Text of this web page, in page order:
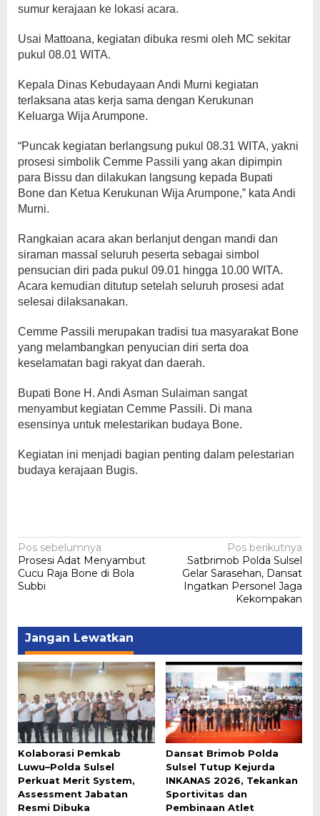
sumur kerajaan ke lokasi acara.
Usai Mattoana, kegiatan dibuka resmi oleh MC sekitar
pukul 08.01 WITA.
Kepala Dinas Kebudayaan Andi Murni kegiatan
terlaksana atas kerja sama dengan Kerukunan
Keluarga Wija Arumpone.
“Puncak kegiatan berlangsung pukul 08.31 WITA, yakni
prosesi simbolik Cemme Passili yang akan dipimpin
para Bissu dan dilakukan langsung kepada Bupati
Bone dan Ketua Kerukunan Wija Arumpone,” kata Andi
Murni.
Rangkaian acara akan berlanjut dengan mandi dan
siraman massal seluruh peserta sebagai simbol
pensucian diri pada pukul 09.01 hingga 10.00 WITA.
Acara kemudian ditutup setelah seluruh prosesi adat
selesai dilaksanakan.
Cemme Passili merupakan tradisi tua masyarakat Bone
yang melambangkan penyucian diri serta doa
keselamatan bagi rakyat dan daerah.
Bupati Bone H. Andi Asman Sulaiman sangat
menyambut kegiatan Cemme Passili. Di mana
esensinya untuk melestarikan budaya Bone.
Kegiatan ini menjadi bagian penting dalam pelestarian
budaya kerajaan Bugis.
Navigasi
pos
Pos sebelumnya
Prosesi Adat Menyambut
Cucu Raja Bone di Bola
Subbi
Pos berikutnya
Satbrimob Polda Sulsel
Gelar Sarasehan, Dansat
Ingatkan Personel Jaga
Kekompakan
Jangan Lewatkan
Kolaborasi Pemkab
Luwu–Polda Sulsel
Perkuat Merit System,
Assessment Jabatan
Resmi Dibuka
Dansat Brimob Polda
Sulsel Tutup Kejurda
INKANAS 2026, Tekankan
Sportivitas dan
Pembinaan Atlet